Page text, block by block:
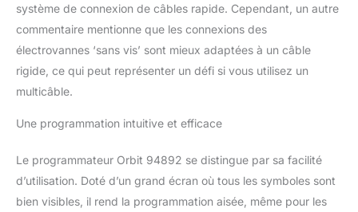
donc pas besoin
d'adaptateur CA. Peut
ou extérieur et utilisé
avec les systèmes
système de connexion de câbles rapide. Cependant, un autre
commentaire mentionne que les connexions des
électrovannes ‘sans vis’ sont mieux adaptées à un câble
rigide, ce qui peut représenter un défi si vous utilisez un
multicâble.
Une programmation intuitive et efficace
Le programmateur Orbit 94892 se distingue par sa facilité
d’utilisation. Doté d’un grand écran où tous les symboles sont
bien visibles, il rend la programmation aisée, même pour les